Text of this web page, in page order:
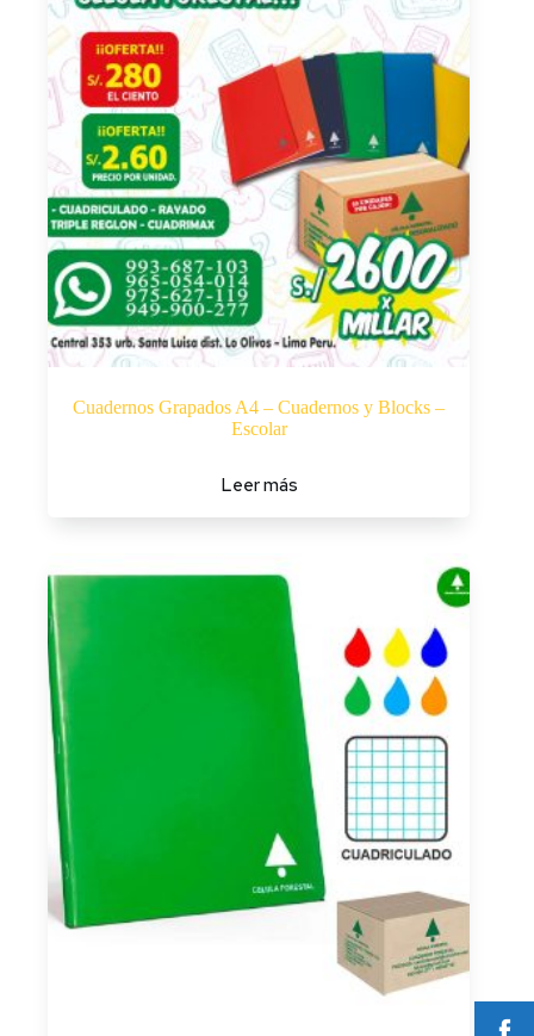
Cuadernos Grapados A4 – Cuadernos y Blocks –
Escolar
Leer más